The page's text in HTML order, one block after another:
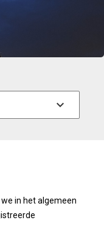
in het algemeen